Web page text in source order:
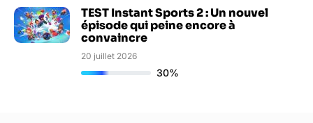
TEST Instant Sports 2 : Un nouvel
épisode qui peine encore à
convaincre
20 juillet 2026
30%